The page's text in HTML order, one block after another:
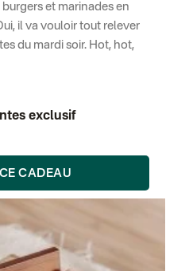
et marinades en
il va vouloir tout relever
du mardi soir. Hot, hot,
exclusif
CADEAU